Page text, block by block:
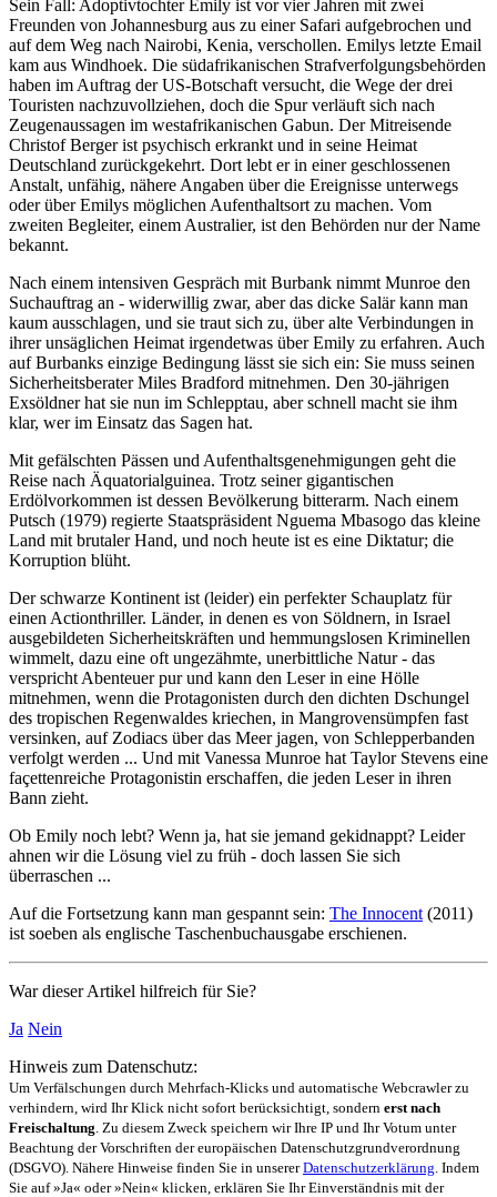
Sein Fall: Adoptivtochter Emily ist vor vier Jahren mit zwei
Freunden von Johannesburg aus zu einer Safari aufgebrochen und
auf dem Weg nach Nairobi, Kenia, verschollen. Emilys letzte Email
kam aus Windhoek. Die südafrikanischen Strafverfolgungsbehörden
haben im Auftrag der US-Botschaft versucht, die Wege der drei
Touristen nachzuvollziehen, doch die Spur verläuft sich nach
Zeugenaussagen im westafrikanischen Gabun. Der Mitreisende
Christof Berger ist psychisch erkrankt und in seine Heimat
Deutschland zurückgekehrt. Dort lebt er in einer geschlossenen
Anstalt, unfähig, nähere Angaben über die Ereignisse unterwegs
oder über Emilys möglichen Aufenthaltsort zu machen. Vom
zweiten Begleiter, einem Australier, ist den Behörden nur der Name
bekannt.
Nach einem intensiven Gespräch mit Burbank nimmt Munroe den
Suchauftrag an - widerwillig zwar, aber das dicke Salär kann man
kaum ausschlagen, und sie traut sich zu, über alte Verbindungen in
ihrer unsäglichen Heimat irgendetwas über Emily zu erfahren. Auch
auf Burbanks einzige Bedingung lässt sie sich ein: Sie muss seinen
Sicherheitsberater Miles Bradford mitnehmen. Den 30-jährigen
Exsöldner hat sie nun im Schlepptau, aber schnell macht sie ihm
klar, wer im Einsatz das Sagen hat.
Mit gefälschten Pässen und Aufenthaltsgenehmigungen geht die
Reise nach Äquatorialguinea. Trotz seiner gigantischen
Erdölvorkommen ist dessen Bevölkerung bitterarm. Nach einem
Putsch (1979) regierte Staatspräsident Nguema Mbasogo das kleine
Land mit brutaler Hand, und noch heute ist es eine Diktatur; die
Korruption blüht.
Der schwarze Kontinent ist (leider) ein perfekter Schauplatz für
einen Actionthriller. Länder, in denen es von Söldnern, in Israel
ausgebildeten Sicherheitskräften und hemmungslosen Kriminellen
wimmelt, dazu eine oft ungezähmte, unerbittliche Natur - das
verspricht Abenteuer pur und kann den Leser in eine Hölle
mitnehmen, wenn die Protagonisten durch den dichten Dschungel
des tropischen Regenwaldes kriechen, in Mangrovensümpfen fast
versinken, auf Zodiacs über das Meer jagen, von Schlepperbanden
verfolgt werden ... Und mit Vanessa Munroe hat Taylor Stevens eine
façettenreiche Protagonistin erschaffen, die jeden Leser in ihren
Bann zieht.
Ob Emily noch lebt? Wenn ja, hat sie jemand gekidnappt? Leider
ahnen wir die Lösung viel zu früh - doch lassen Sie sich
überraschen ...
Auf die Fortsetzung kann man gespannt sein: The Innocent (2011)
ist soeben als englische Taschenbuchausgabe erschienen.
War dieser Artikel hilfreich für Sie?
Ja Nein
Hinweis zum Datenschutz:
Um Verfälschungen durch Mehrfach-Klicks und automatische Webcrawler zu
verhindern, wird Ihr Klick nicht sofort berücksichtigt, sondern erst nach
Freischaltung . Zu diesem Zweck speichern wir Ihre IP und Ihr Votum unter
Beachtung der Vorschriften der europäischen Datenschutzgrundverordnung
(DSGVO). Nähere Hinweise finden Sie in unsererDatenschutzerklärung . Indem
Sie auf »Ja« oder »Nein« klicken, erklären Sie Ihr Einverständnis mit der